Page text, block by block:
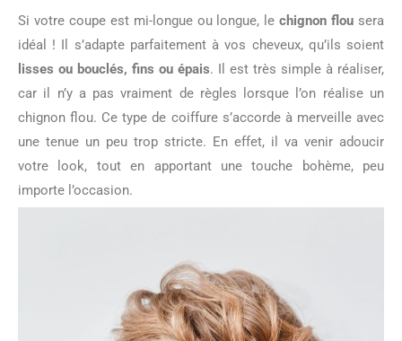
Si votre coupe est mi-longue ou longue, lechignon flou sera
idéal ! Il s’adapte parfaitement à vos cheveux, qu’ils soient
lisses ou bouclés, fins ou épais. Il est très simple à réaliser,
car il n’y a pas vraiment de règles lorsque l’on réalise un
chignon flou. Ce type de coiffure s’accorde à merveille avec
une tenue un peu trop stricte. En effet, il va venir adoucir
votre look, tout en apportant une touche bohème, peu
importe l’occasion.